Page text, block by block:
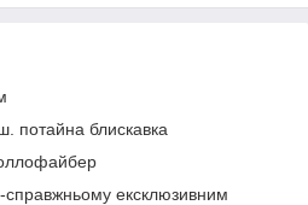
потайна блискавка
справжньому ексклюзивним